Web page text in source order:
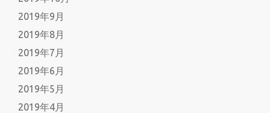
2019年9月
2019年8月
2019年7月
2019年6月
2019年5月
2019年4月